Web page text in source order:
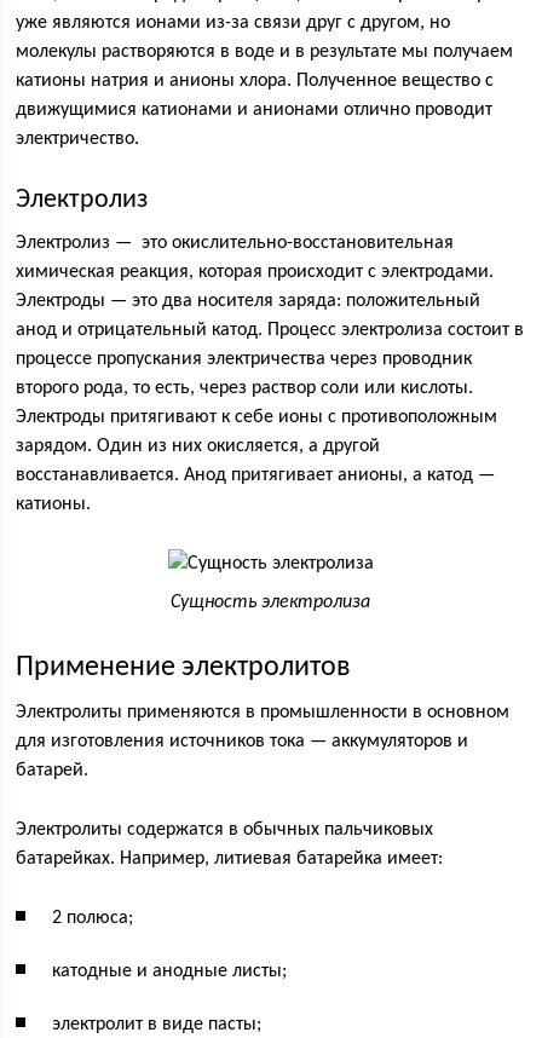
уже являются ионами из-за связи друг с другом, но
молекулы растворяются в воде и в результате мы получаем
катионы натрия и анионы хлора. Полученное вещество с
движущимися катионами и анионами отлично проводит
электричество.
Электролиз
Электролиз — это окислительно-восстановительная
химическая реакция, которая происходит с электродами.
Электроды — это два носителя заряда: положительный
анод и отрицательный катод. Процесс электролиза состоит в
процессе пропускания электричества через проводник
второго рода, то есть, через раствор соли или кислоты.
Электроды притягивают к себе ионы с противоположным
зарядом. Один из них окисляется, а другой
восстанавливается. Анод притягивает анионы, а катод —
катионы.
Сущность электролиза
Применение электролитов
Электролиты применяются в промышленности в основном
для изготовления источников тока — аккумуляторов и
батарей.
Электролиты содержатся в обычных пальчиковых
батарейках. Например, литиевая батарейка имеет:
2 полюса;
катодные и анодные листы;
электролит в виде пасты;